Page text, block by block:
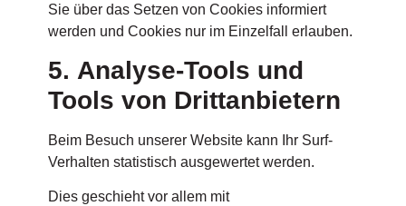
Sie über das Setzen von Cookies informiert
werden und Cookies nur im Einzelfall erlauben.
5. Analyse-Tools und
Tools von Drittanbietern
Beim Besuch unserer Website kann Ihr Surf-
Verhalten statistisch ausgewertet werden.
Dies geschieht vor allem mit